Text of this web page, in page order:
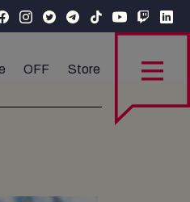
OFF Store